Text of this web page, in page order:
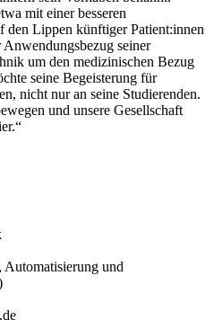
mit einer besseren
den Lippen künftiger Patient:innen
seiner
um den medizinischen Bezug
seine Begeisterung für
nicht nur an seine Studierenden.
und unsere Gesellschaft
und